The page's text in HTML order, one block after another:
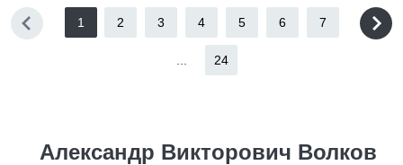
1 2 3 4 5 6 7
24
Александр Викторович Волков